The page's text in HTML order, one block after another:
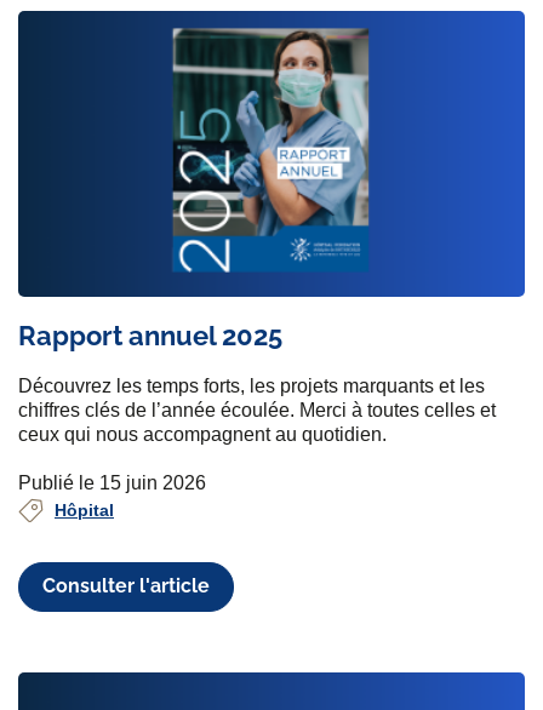
Rapport annuel 2025
Découvrez les temps forts, les projets marquants et les
chiffres clés de l’année écoulée. Merci à toutes celles et
ceux qui nous accompagnent au quotidien.
Publié le 15 juin 2026
Hôpital
Consulter l'article